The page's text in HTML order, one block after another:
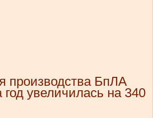
производства БпЛА
год увеличилась на 340